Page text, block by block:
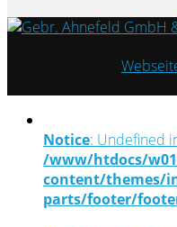
Notice: Undefined
/www/htdocs/
content/themes/
parts/footer/